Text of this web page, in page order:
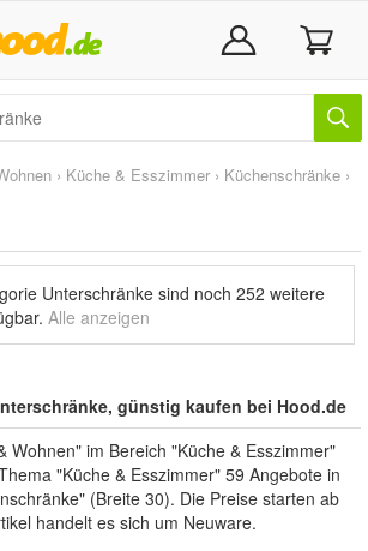
› Küche & Esszimmer › Küchenschränke ›
Unterschränke sind noch 252 weitere
Alle anzeigen
günstig kaufen bei Hood.de
Wohnen" im Bereich "Küche & Esszimmer"
"Küche & Esszimmer" 59 Angebote in
(Breite 30). Die Preise starten ab
handelt es sich um Neuware.